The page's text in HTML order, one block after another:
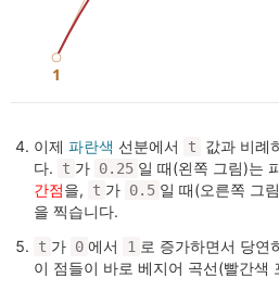
이제 파란색 선분에서 t
값과 비례
다.
t 가 0.25 일 때(왼쪽 그림)는
간점을, t 가 0.5 일 때(오른쪽 그
을 찍습니다.
t 가 0 에서 1 로 증가하면서 당연
이 점들이 바로 베지어 곡선(빨간색